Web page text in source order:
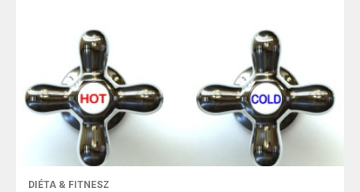
DIÉTA & FITNESZ